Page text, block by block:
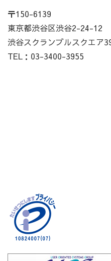
〒150-6139
東京都渋谷区渋谷2-24-12
渋谷スクランブルスクエア
TEL：03-3400-3955